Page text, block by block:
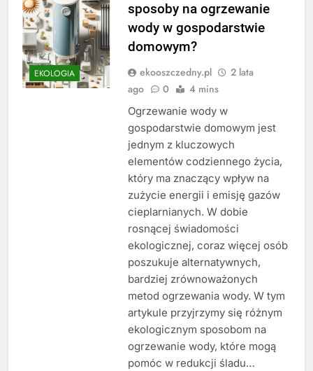
EKOLOGIA
sposoby na ogrzewanie
wody w gospodarstwie
domowym?
ekooszczedny.pl
2 lata
ago
0 4 mins
Ogrzewanie wody w
gospodarstwie domowym jest
jednym z kluczowych
elementów codziennego życia,
który ma znaczący wpływ na
zużycie energii i emisję gazów
cieplarnianych. W dobie
rosnącej świadomości
ekologicznej, coraz więcej osób
poszukuje alternatywnych,
bardziej zrównoważonych
metod ogrzewania wody. W tym
artykule przyjrzymy się różnym
ekologicznym sposobom na
ogrzewanie wody, które mogą
pomóc w redukcji śladu…